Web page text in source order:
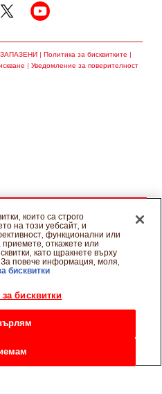
Политика за бисквитките
Уведомление за поверителност
които са строго
на този уебсайт, и
функционални или
откажете или
като щракнете върху
повече информация, моля,
бисквитки
за бисквитки